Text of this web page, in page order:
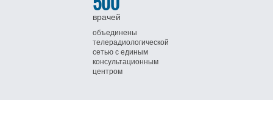
врачей
объединены
телерадиологической
сетью с единым
консультационным
центром